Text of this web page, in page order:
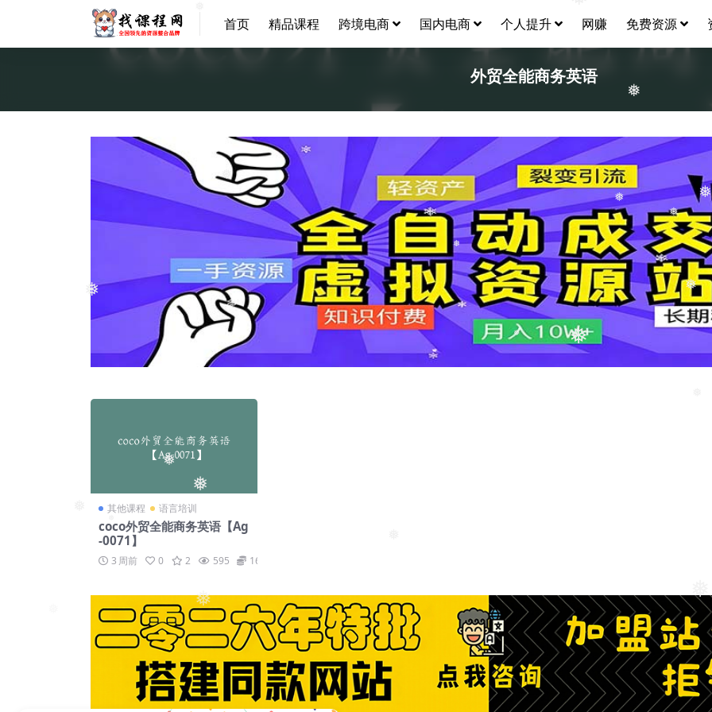
❅
❅
❅
❅
❅
❅
❅
❅
❅
❅
❅
❅
❅
❅
首页 精品课程 跨境电商 国内电商 个人提升 网赚 免费资源
外贸全能商务英语
其他课程 语言培训
coco外贸全能商务英语【Ag
-0071】
3 周前 0 2 595 169